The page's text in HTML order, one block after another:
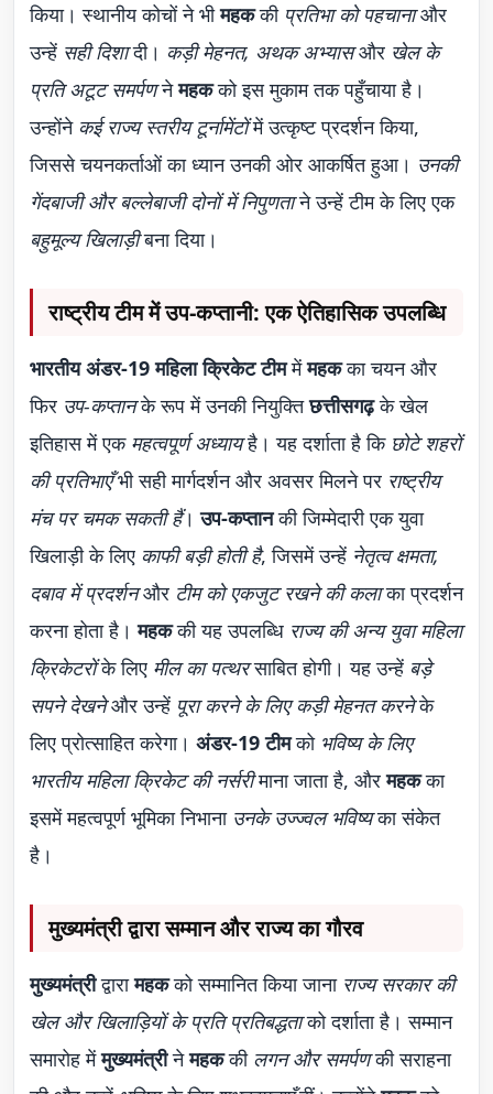
किया। स्थानीय कोचों ने भीमहककी प्रतिभा को पहचानाऔर
उन्हें सही दिशादी। कड़ी मेहनत, अथक अभ्यासऔर खेल के
प्रति अटूट समर्पणनेमहकको इस मुकाम तक पहुँचाया है।
उन्होंने कई राज्य स्तरीय टूर्नामेंटोंमें उत्कृष्ट प्रदर्शन किया,
जिससे चयनकर्ताओं का ध्यान उनकी ओर आकर्षित हुआ। उनकी
गेंदबाजी और बल्लेबाजी दोनों में निपुणताने उन्हें टीम के लिए एक
बहुमूल्य खिलाड़ीबना दिया।
राष्ट्रीय टीम में उप-कप्तानी: एक ऐतिहासिक उपलब्धि
भारतीय अंडर-19 महिला क्रिकेट टीममेंमहकका चयन और
फिर उप-कप्तानके रूप में उनकी नियुक्तिछत्तीसगढ़के खेल
इतिहास में एक महत्वपूर्ण अध्यायहै। यह दर्शाता है कि छोटे शहरों
की प्रतिभाएँभी सही मार्गदर्शन और अवसर मिलने पर राष्ट्रीय
मंच पर चमक सकती हैं।उप-कप्तानकी जिम्मेदारी एक युवा
खिलाड़ी के लिए काफी बड़ी होती है, जिसमें उन्हें नेतृत्व क्षमता,
दबाव में प्रदर्शनऔर टीम को एकजुट रखने की कलाका प्रदर्शन
करना होता है।महककी यह उपलब्धि राज्य की अन्य युवा महिला
क्रिकेटरोंके लिए मील का पत्थरसाबित होगी। यह उन्हें बड़े
सपने देखनेऔर उन्हें पूरा करने के लिए कड़ी मेहनत करनेके
लिए प्रोत्साहित करेगा। अंडर-19 टीमको भविष्य के लिए
भारतीय महिला क्रिकेट की नर्सरीमाना जाता है, औरमहकका
इसमें महत्वपूर्ण भूमिका निभाना उनके उज्ज्वल भविष्यका संकेत
है।
मुख्यमंत्री द्वारा सम्मान और राज्य का गौरव
मुख्यमंत्रीद्वारामहकको सम्मानित किया जाना राज्य सरकार की
खेल और खिलाड़ियों के प्रति प्रतिबद्धताको दर्शाता है। सम्मान
समारोह मेंमुख्यमंत्रीनेमहककी लगन और समर्पणकी सराहना